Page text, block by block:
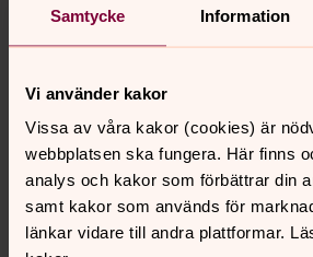
Samtycke Information
Vi använder kakor
Vissa av våra kakor (cookies) är
webbplatsen ska fungera. Här finns
analys och kakor som förbättrar din
samt kakor som används för
länkar vidare till andra plattformar.
Stenström, Hanna, På spaning...: från
forskardagar 2009, Verbum,
Senast ändrad 6 oktober 2022
Dela